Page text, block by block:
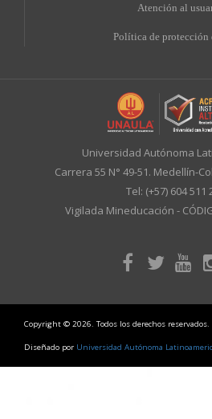
Atención al
Política de protección
Universidad Autónoma
Carrera 55 N° 49-51. Medellín-
Tel: (+57) 604 511
Vigilada Mineducación -
Copyright © 2026. Todos los derechos reservados.
Diseñado por Universidad Autónoma